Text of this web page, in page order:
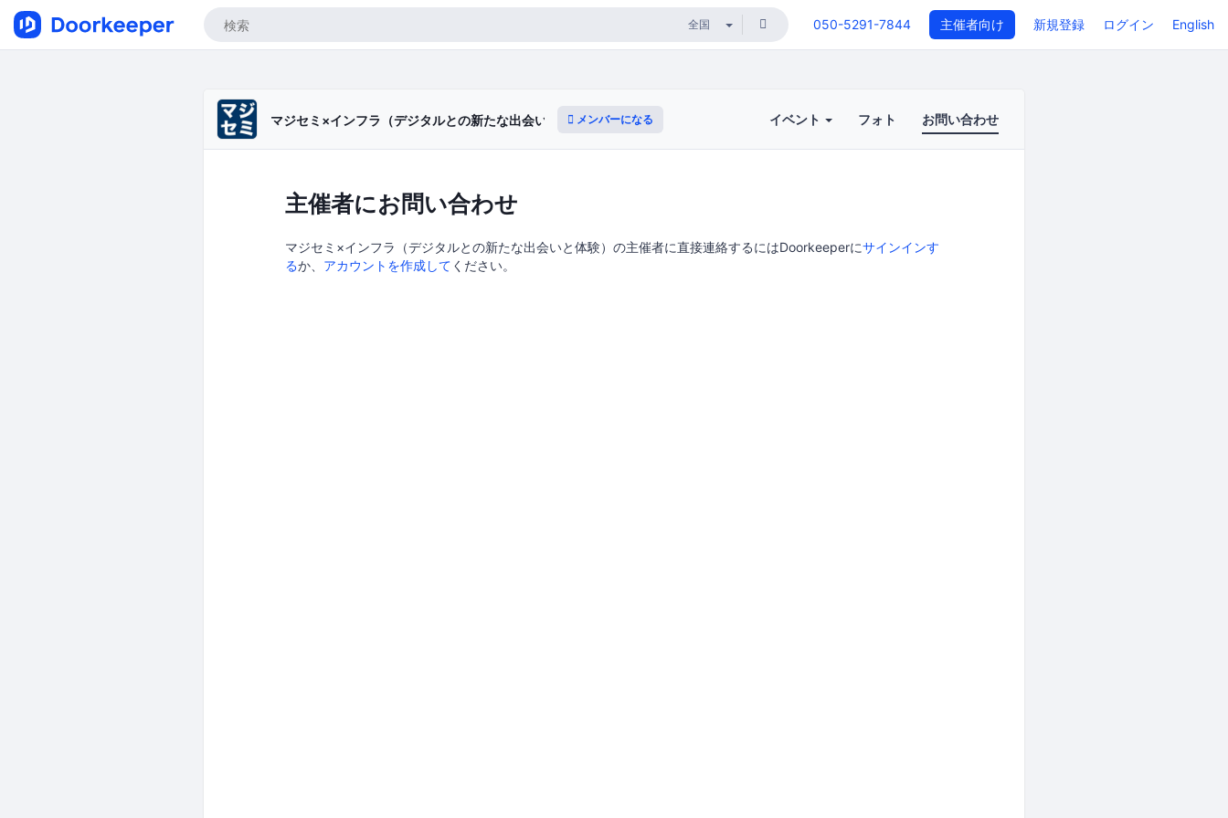
050-5291-7844 主催者向け 新規登録 ログイン English
マジセミ×インフラ（デジタルとの新たな出会いと体験）メンバーになる イベント フォト お問い合わせ
主催者にお問い合わせ
マジセミ×インフラ（デジタルとの新たな出会いと体験）の主催者に直接連絡するにはDoorkeeperにサインインす
るか、 アカウントを作成して ください。